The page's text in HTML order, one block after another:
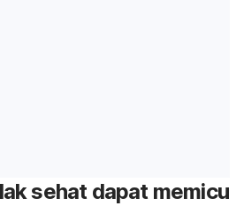
sehat dapat memicu